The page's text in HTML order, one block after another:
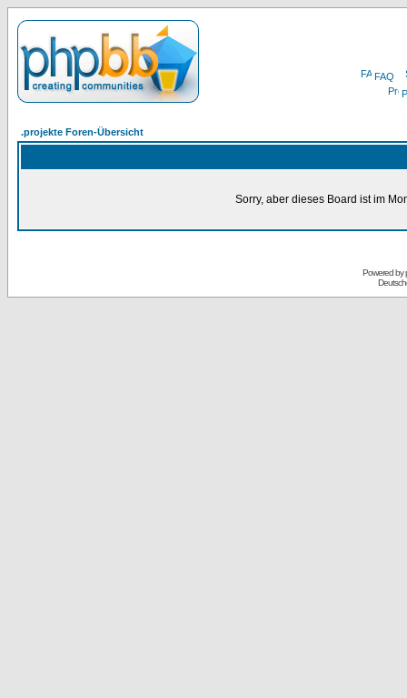
FAQ
.projekte Foren-Übersicht
Sorry, aber dieses Board ist im
Powered by